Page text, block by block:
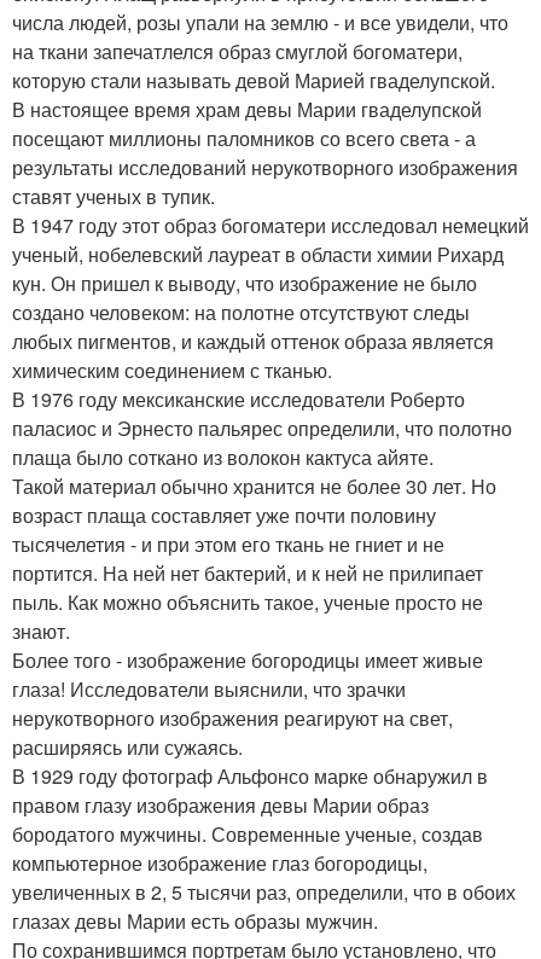
числа людей, розы упали на землю - и все увидели, что
на ткани запечатлелся образ смуглой богоматери,
которую стали называть девой Марией гваделупской.
В настоящее время храм девы Марии гваделупской
посещают миллионы паломников со всего света - а
результаты исследований нерукотворного изображения
ставят ученых в тупик.
В 1947 году этот образ богоматери исследовал немецкий
ученый, нобелевский лауреат в области химии Рихард
кун. Он пришел к выводу, что изображение не было
создано человеком: на полотне отсутствуют следы
любых пигментов, и каждый оттенок образа является
химическим соединением с тканью.
В 1976 году мексиканские исследователи Роберто
паласиос и Эрнесто пальярес определили, что полотно
плаща было соткано из волокон кактуса айяте.
Такой материал обычно хранится не более 30 лет. Но
возраст плаща составляет уже почти половину
тысячелетия - и при этом его ткань не гниет и не
портится. На ней нет бактерий, и к ней не прилипает
пыль. Как можно объяснить такое, ученые просто не
знают.
Более того - изображение богородицы имеет живые
глаза! Исследователи выяснили, что зрачки
нерукотворного изображения реагируют на свет,
расширяясь или сужаясь.
В 1929 году фотограф Альфонсо марке обнаружил в
правом глазу изображения девы Марии образ
бородатого мужчины. Современные ученые, создав
компьютерное изображение глаз богородицы,
увеличенных в 2, 5 тысячи раз, определили, что в обоих
глазах девы Марии есть образы мужчин.
По сохранившимся портретам было установлено, что